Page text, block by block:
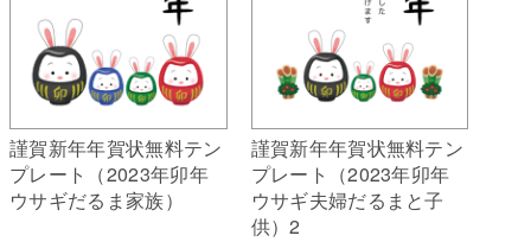
謹賀新年年賀状無料テン
プレート（2023年卯年
ウサギだるま家族）
謹賀新年年賀状無料テン
プレート（2023年卯年
ウサギ夫婦だるまと子
供）2